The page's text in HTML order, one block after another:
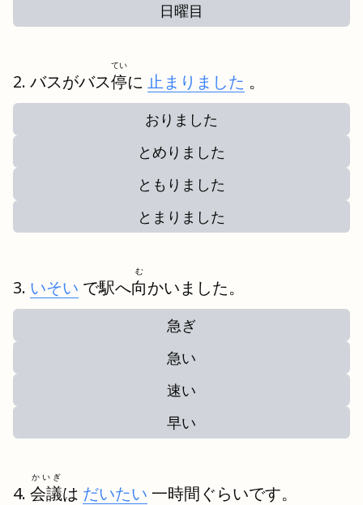
日曜目
バスがバス停
てい
に 止まりました 。
おりました
とめりました
ともりました
とまりました
いそい で駅へ向
む
かいました。
急ぎ
急い
速い
早い
会議
かいぎ
は だいたい 一時間ぐらいです。